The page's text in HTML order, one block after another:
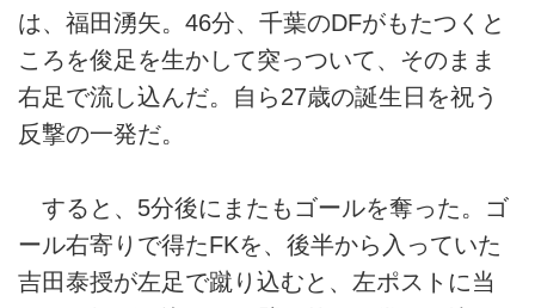
は、福田湧矢。46分、千葉のDFがもたつくと
ころを俊足を生かして突っついて、そのまま
右足で流し込んだ。自ら27歳の誕生日を祝う
反撃の一発だ。
すると、5分後にまたもゴールを奪った。ゴ
ール右寄りで得たFKを、後半から入っていた
吉田泰授が左足で蹴り込むと、左ポストに当